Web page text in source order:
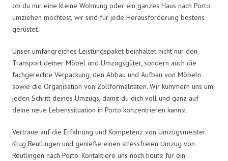
ob du nur eine kleine Wohnung oder ein ganzes Haus nach Porto
umziehen möchtest, wir sind für jede Herausforderung bestens
gerüstet.
Unser umfangreiches Leistungspaket beinhaltet nicht nur den
Transport deiner Möbel und Umzugsgüter, sondern auch die
fachgerechte Verpackung, den Abbau und Aufbau von Möbeln
sowie die Organisation von Zollformalitäten. Wir kümmern uns um
jeden Schritt deines Umzugs, damit du dich voll und ganz auf
deine neue Lebenssituation in Porto konzentrieren kannst.
Vertraue auf die Erfahrung und Kompetenz von Umzugsmeister
Klug Reutlingen und genieße einen stressfreien Umzug von
Reutlingen nach Porto. Kontaktiere uns noch heute für ein